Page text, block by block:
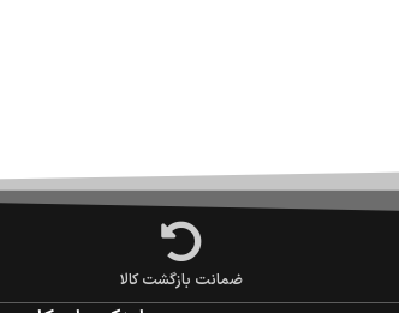
ضمانت بازگشت کالا